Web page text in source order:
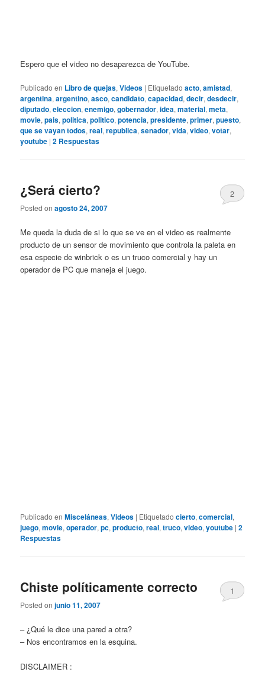
Espero que el video no desaparezca de YouTube.
Publicado en Libro de quejas,Videos | Etiquetado acto,amistad,
argentina,argentino,asco,candidato,capacidad,decir,desdecir,
diputado,eleccion,enemigo,gobernador,idea,material,meta,
movie,pais,politica,politico,potencia,presidente,primer,puesto,
que se vayan todos,real,republica,senador,vida,video,votar,
youtube |2 Respuestas
¿Será cierto?
Posted onagosto 24, 2007
2
Me queda la duda de si lo que se ve en el video es realmente
producto de un sensor de movimiento que controla la paleta en
esa especie de winbrick o es un truco comercial y hay un
operador de PC que maneja el juego.
Publicado en Misceláneas,Videos | Etiquetado cierto,comercial,
juego,movie,operador,pc,producto,real,truco,video,youtube |2
Respuestas
Chiste políticamente correcto
Posted onjunio 11, 2007
1
– ¿Qué le dice una pared a otra?
– Nos encontramos en la esquina.
DISCLAIMER :